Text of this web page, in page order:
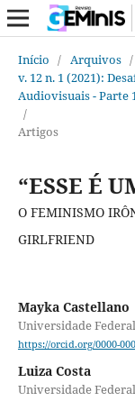
Início / Arquivos /
v. 12 n. 1 (2021):
Audiovisuais - Parte
/
Artigos
“ESSE É
O FEMINISMO
GIRLFRIEND
Mayka Castellano
Universidade
https://orcid.org/0000-
Luiza Costa
Universidade